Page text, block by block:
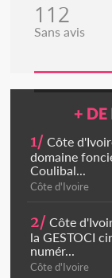
112
Sans avis
+ DE
1/ Côte
domaine
Coulibal...
Côte d'Ivoire
2/ Côte
la GESTOCI
numér...
Côte d'Ivoire